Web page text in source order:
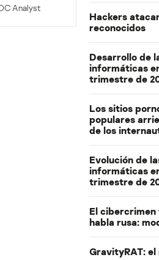
Analyst
Hackers
reconocidos
Desarrollo de
informáticas
trimestre de
Los sitios
populares
de los
Evolución de
informáticas
trimestre de
El
habla rusa:
GravityRAT: